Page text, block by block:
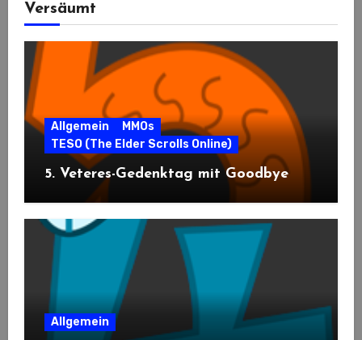
Versäumt
Allgemein
MMOs
TESO (The Elder Scrolls Online)
5. Veteres-Gedenktag mit Goodbye
Allgemein